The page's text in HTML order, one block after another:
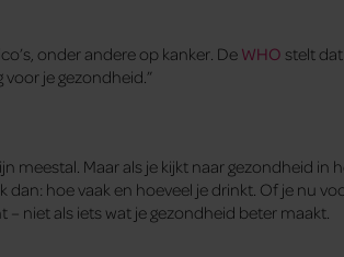
onder andere op kanker. De WHO stelt
voor je gezondheid.”
meestal. Maar als je kijkt naar gezondheid in
hoe vaak en hoeveel je drinkt. Of je nu
niet als iets wat je gezondheid beter maakt.